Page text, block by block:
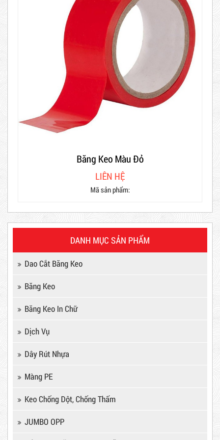
Băng Keo Màu Đỏ
LIÊN HỆ
Mã sản phẩm:
DANH MỤC SẢN PHẨM
Dao Cắt Băng Keo
Băng Keo
Băng Keo In Chữ
Dịch Vụ
Dây Rút Nhựa
Màng PE
Keo Chống Dột, Chống Thấm
JUMBO OPP
Hot
Máy Sản Xuất Băng Keo
Mã sản phẩm: MSXBK